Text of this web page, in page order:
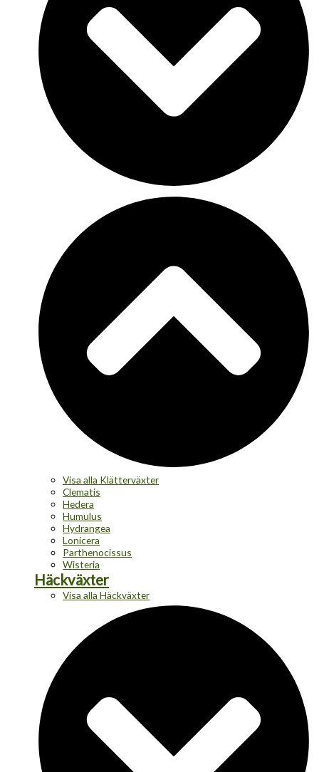
Visa alla Klätterväxter
Clematis
Hedera
Humulus
Hydrangea
Lonicera
Parthenocissus
Wisteria
Häckväxter
Visa alla Häckväxter